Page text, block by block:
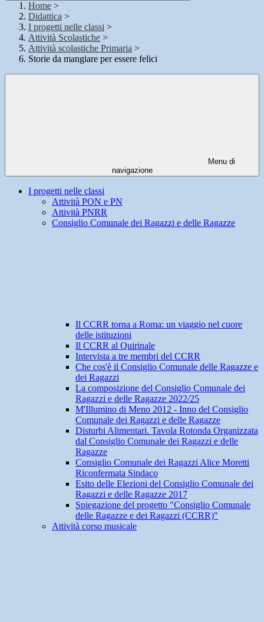
Home >
Didattica >
I progetti nelle classi >
Attività Scolastiche >
Attività scolastiche Primaria >
Storie da mangiare per essere felici
Menu di
navigazione
I progetti nelle classi
Attività PON e PN
Attività PNRR
Consiglio Comunale dei Ragazzi e delle Ragazze
Il CCRR torna a Roma: un viaggio nel cuore
delle istituzioni
Il CCRR al Quirinale
Intervista a tre membri del CCRR
Che cos'è il Consiglio Comunale delle Ragazze e
dei Ragazzi
La composizione del Consiglio Comunale dei
Ragazzi e delle Ragazze 2022/25
M'Illumino di Meno 2012 - Inno del Consiglio
Comunale dei Ragazzi e delle Ragazze
Disturbi Alimentari. Tavola Rotonda Organizzata
dal Consiglio Comunale dei Ragazzi e delle
Ragazze
Consiglio Comunale dei Ragazzi Alice Moretti
Riconfermata Sindaco
Esito delle Elezioni del Consiglio Comunale dei
Ragazzi e delle Ragazze 2017
Spiegazione del progetto "Consiglio Comunale
delle Ragazze e dei Ragazzi (CCRR)"
Attività corso musicale